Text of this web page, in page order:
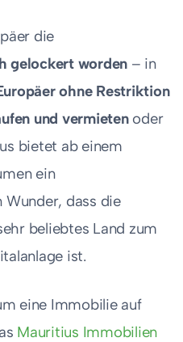
die
gelockert worden – in
ohne Restriktion
und vermietenoder
bietet ab einem
ein
Wunder, dass die
beliebtes Land zum
ist.
eine Immobilie auf
Mauritius Immobilien